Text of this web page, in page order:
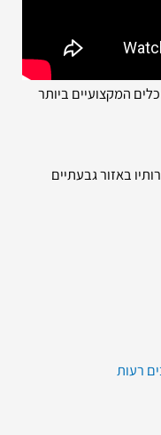
המקצועיים ביותר
באזור גבעתיים
רעות